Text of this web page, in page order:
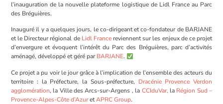
l’inauguration de la nouvelle plateforme logistique de Lidl France au Parc
des Bréguières.
Inauguré il y a quelques jours, le co-dirigeant et co-fondateur de BARJANE
et le Directeur régional de Lidl Francereviennent sur les enjeux de ce projet
d’envergure et évoquent l’intérêt du Parc des Bréguières, parc d’activités
aménagé, développé et géré parBARJANE.
Ce projet a pu voir le jour grâce à l’implication de l’ensemble des acteurs du
territoire : la Préfecture, la Sous-préfecture, Dracénie Provence Verdon
agglomération, la Ville des Arcs-sur-Argens , la CCIduVar, la Région Sud –
Provence-Alpes-Côte d’AzuretAPRC Group.